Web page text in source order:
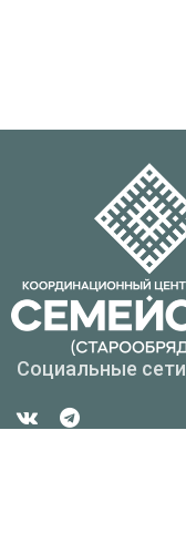
Социальные сети